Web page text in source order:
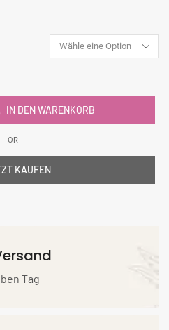
IN DEN WARENKORB
OR
KAUFEN
Tag